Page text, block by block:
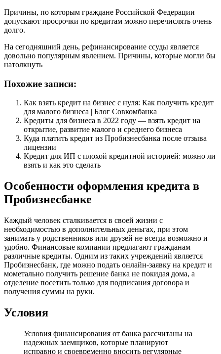
Причины, по которым граждане Российской Федерации
допускают просрочки по кредитам можно перечислять очень
долго.
На сегодняшний день, рефинансирование ссуды является
довольно популярным явлением. Причины, которые могли бы
натолкнуть
Похожие записи:
Как взять кредит на бизнес с нуля: Как получить кредит
для малого бизнеса | Блог Совкомбанка
Кредиты для бизнеса в 2022 году — взять кредит на
открытие, развитие малого и среднего бизнеса
Куда платить кредит из Пробизнесбанка после отзыва
лицензии
Кредит для ИП с плохой кредитной историей: можно ли
взять и как это сделать
Особенности оформления кредита в
Пробизнесбанке
Каждый человек сталкивается в своей жизни с
необходимостью в дополнительных деньгах, при этом
занимать у родственников или друзей не всегда возможно и
удобно. Финансовые компании предлагают гражданам
различные кредиты. Одним из таких учреждений является
Пробизнесбанк, где можно подать онлайн-заявку на кредит и
мометально получить решение банка не покидая дома, а
отделение посетить только для подписания договора и
получения суммы на руки.
Условия
Условия финансирования от банка рассчитаны на
надежных заемщиков, которые планируют
исправно и своевременно вносить регулярные